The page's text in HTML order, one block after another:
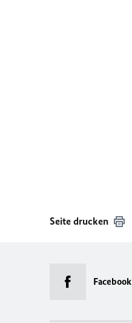
Seite drucken
Facebook